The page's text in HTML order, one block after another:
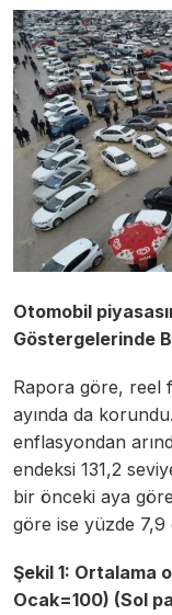
Otomobil
Göstergelerinde
Rapora göre, reel
ayında da
enflasyondan
endeksi 131,2
bir önceki aya göre
göre ise yüzde 7,9
Şekil 1: Ortalama
Ocak=100) (Sol